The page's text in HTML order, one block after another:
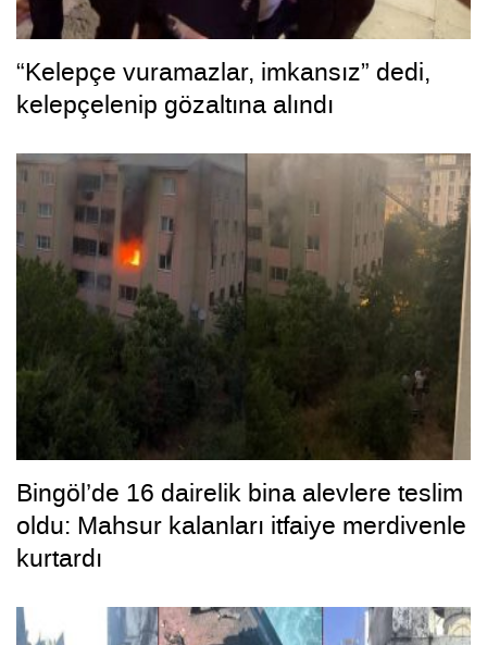
“Kelepçe vuramazlar, imkansız” dedi,
kelepçelenip gözaltına alındı
Bingöl’de 16 dairelik bina alevlere teslim
oldu: Mahsur kalanları itfaiye merdivenle
kurtardı